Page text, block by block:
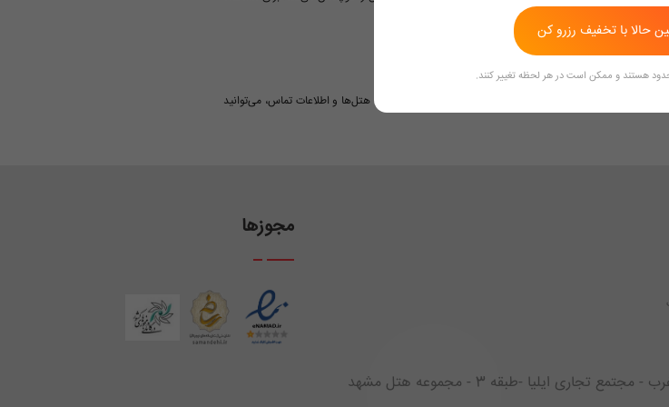
مناسب، امکانات کامل و تجربه‌ای معنوی است. با بررسی لیست هتل‌ها و اطلاعات تماس، می‌توانید
مشهد - شهرک غرب - مجتمع تجاری ایلیا -طبقه 3 - مجموعه هتل مشهد
مجوزها
حالا با تخفیف رزرو کن
هستند و ممکن است در هر لحظه تغییر کنند.